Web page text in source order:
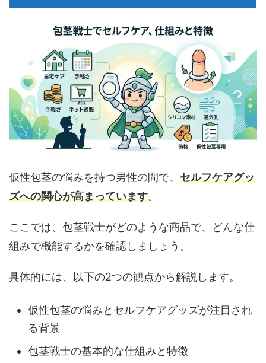
仮性包茎の悩みを持つ男性の間で、 セルフケアグッ
ズへの関心が高まっています。
ここでは、包茎戦士がどのような商品で、どんな仕
組みで機能するかを確認しましょう。
具体的には、以下の2つの観点から解説します。
仮性包茎の悩みとセルフケアグッズが注目され
る背景
包茎戦士の基本的な仕組みと特徴